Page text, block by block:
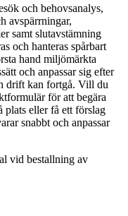
och behovsanalys,
avspärrningar,
samt slutavstämning
och hanteras spårbart
hand miljömärkta
och anpassar sig efter
drift kan fortgå. Vill du
för att begära
plats eller få ett förslag
snabbt och anpassar